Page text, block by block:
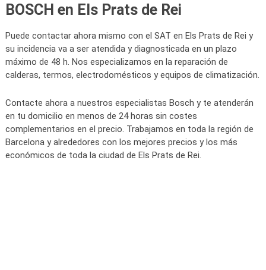
BOSCH en Els Prats de Rei
Puede contactar ahora mismo con el SAT en Els Prats de Rei y
su incidencia va a ser atendida y diagnosticada en un plazo
máximo de 48 h. Nos especializamos en la reparación de
calderas, termos, electrodomésticos y equipos de climatización.
Contacte ahora a nuestros especialistas Bosch y te atenderán
en tu domicilio en menos de 24 horas sin costes
complementarios en el precio. Trabajamos en toda la región de
Barcelona y alrededores con los mejores precios y los más
económicos de toda la ciudad de Els Prats de Rei.